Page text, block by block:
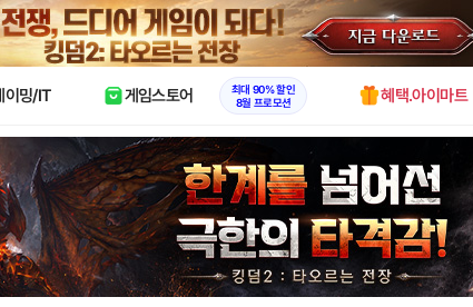
X
이밍/IT 게임스토어
최대 90% 할인
8월 프로모션
혜택.아이마트